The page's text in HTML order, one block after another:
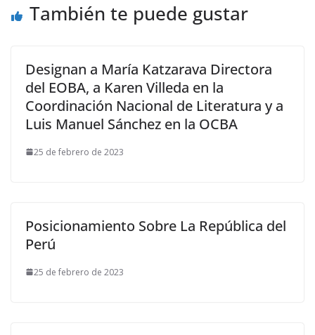
También te puede gustar
Designan a María Katzarava Directora
del EOBA, a Karen Villeda en la
Coordinación Nacional de Literatura y a
Luis Manuel Sánchez en la OCBA
25 de febrero de 2023
Posicionamiento Sobre La República del
Perú
25 de febrero de 2023